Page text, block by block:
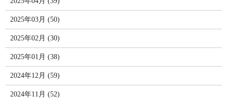
2025年03月 (50)
2025年02月 (30)
2025年01月 (38)
2024年12月 (59)
2024年11月 (52)